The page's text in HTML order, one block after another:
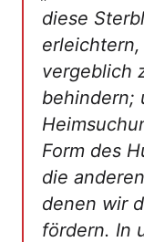
diese
vergeblich
behindern;
Form des
die
denen wir
fördern. In